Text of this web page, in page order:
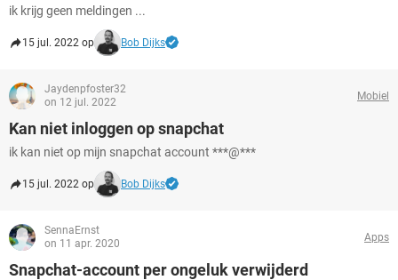
ik krijg geen meldingen ...
15 jul. 2022 op Bob Dijks
Jaydenpfoster32
on 12 jul. 2022
Mobiel
Kan niet inloggen op snapchat
ik kan niet op mijn snapchat account ***@***
15 jul. 2022 op Bob Dijks
SennaErnst
on 11 apr. 2020
Apps
Snapchat-account per ongeluk verwijderd